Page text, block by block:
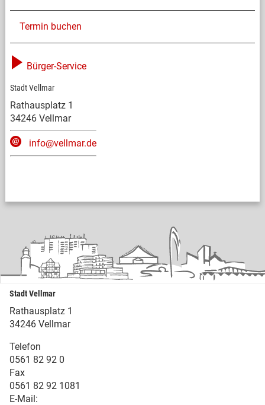
Termin buchen
Bürger-Service
Stadt Vellmar
Rathausplatz 1
34246 Vellmar
info@vellmar.de
Stadt Vellmar
Rathausplatz 1
34246 Vellmar
Telefon
0561 82 92 0
Fax
0561 82 92 1081
E-Mail: